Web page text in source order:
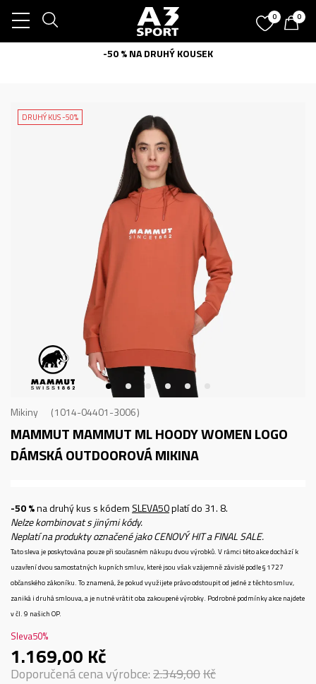
0 0
-50 % NA DRUHÝ KOUSEK
DRUHÝ KUS -50%
Mikiny 1014-04401-3006
MAMMUT MAMMUT ML HOODY WOMEN LOGO
DÁMSKÁ OUTDOOROVÁ MIKINA
-50 %na druhý kus s kódem SLEVA50platí do 31. 8.
Nelze kombinovat s jinými kódy.
Neplatí na produkty označené jako CENOVÝ HIT a FINAL SALE.
Tato sleva je poskytována pouze při současném nákupu dvou výrobků. V rámci této akce dochází k
uzavření dvou samostatných kupních smluv, které jsou však vzájemně závislé podle § 1727
občanského zákoníku. To znamená, že pokud využijete právo odstoupit od jedné z těchto smluv,
zaniká i druhá smlouva, a je nutné vrátit oba zakoupené výrobky. Podrobné podmínky akce najdete
v čl. 9 našich OP.
Sleva50%
1.169,00 Kč
Doporučená cena výrobce:2.349,00Kč